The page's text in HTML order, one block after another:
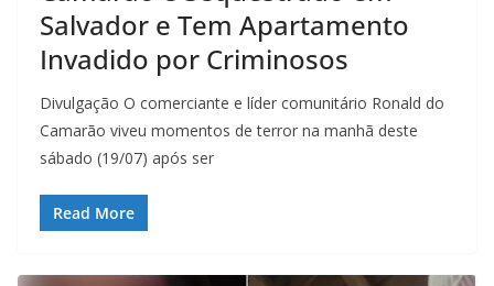
Salvador e Tem Apartamento
Invadido por Criminosos
Divulgação O comerciante e líder comunitário Ronald do
Camarão viveu momentos de terror na manhã deste
sábado (19/07) após ser
Read More